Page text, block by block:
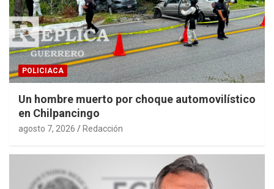
POLICIACA
Un hombre muerto por choque automovilístico
en Chilpancingo
agosto 7, 2026 Redacción